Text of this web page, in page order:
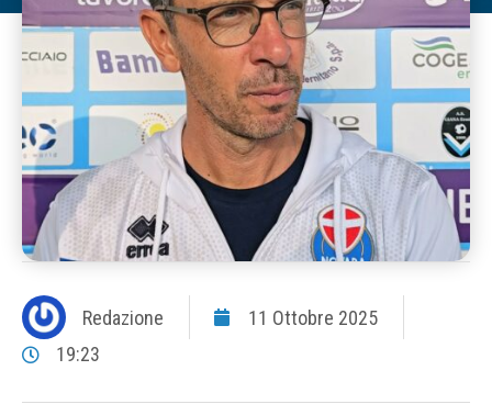
Redazione
11 Ottobre 2025
19:23